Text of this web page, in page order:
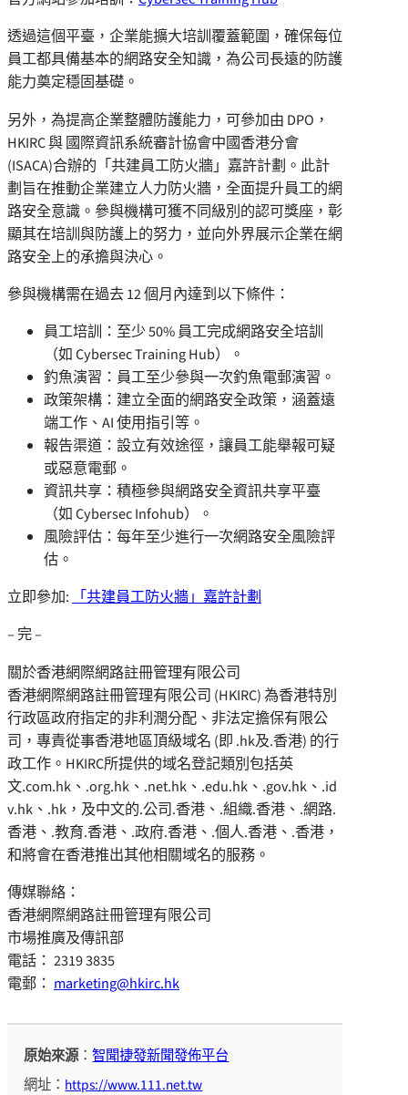
透過這個平臺，企業能擴大培訓覆蓋範圍，確保每位
員工都具備基本的網路安全知識，為公司長遠的防護
能力奠定穩固基礎。
另外，為提高企業整體防護能力，可參加由 DPO，
HKIRC 與 國際資訊系統審計協會中國香港分會
(ISACA)合辦的「共建員工防火牆」嘉許計劃。此計
劃旨在推動企業建立人力防火牆，全面提升員工的網
路安全意識。參與機構可獲不同級別的認可獎座，彰
顯其在培訓與防護上的努力，並向外界展示企業在網
路安全上的承擔與決心。
參與機構需在過去 12 個月內達到以下條件：
員工培訓：至少 50% 員工完成網路安全培訓
（如 Cybersec Training Hub）。
釣魚演習：員工至少參與一次釣魚電郵演習。
政策架構：建立全面的網路安全政策，涵蓋遠
端工作、AI 使用指引等。
報告渠道：設立有效途徑，讓員工能舉報可疑
或惡意電郵。
資訊共享：積極參與網路安全資訊共享平臺
（如 Cybersec Infohub）。
風險評估：每年至少進行一次網路安全風險評
估。
立即參加:
「共建員工防火牆」嘉許計劃
– 完 –
關於香港網際網路註冊管理有限公司
香港網際網路註冊管理有限公司 (HKIRC) 為香港特別
行政區政府指定的非利潤分配、非法定擔保有限公
司，專責從事香港地區頂級域名 (即 .hk及.香港) 的行
政工作。HKIRC所提供的域名登記類別包括英
文.com.hk、.org.hk、.net.hk、.edu.hk、.gov.hk、.id
v.hk、.hk，及中文的.公司.香港、.組織.香港、.網路.
香港、.教育.香港、.政府.香港、.個人.香港、.香港，
和將會在香港推出其他相關域名的服務。
傳媒聯絡：
香港網際網路註冊管理有限公司
市場推廣及傳訊部
電話： 2319 3835
電郵： marketing@hkirc.hk
原始來源：智聞捷發新聞發佈平台
網址： https://www.111.net.tw